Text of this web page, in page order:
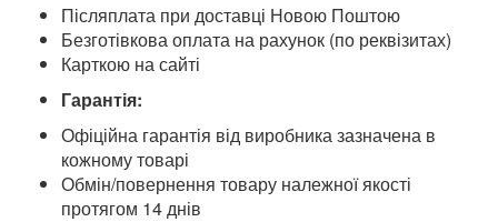
Післяплата при доставці Новою Поштою
Безготівкова оплата на рахунок (по реквізитах)
Карткою на сайті
Гарантія:
Офіційна гарантія від виробника зазначена в
кожному товарі
Обмін/повернення товару належної якості
протягом 14 днів